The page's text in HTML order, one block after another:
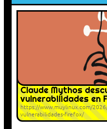
Claude Mythos
vulnerabilidades en
https://www.muylinux.com/
vulnerabilidades-firefox/